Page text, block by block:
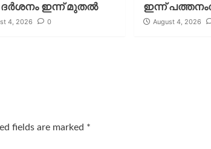
ഇന്ന് മുതല്‍
4, 2026 0
ഇന്ന്
August 4, 2026
fields are marked *